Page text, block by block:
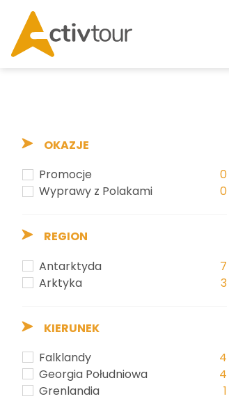
OKAZJE
Promocje
0
Wyprawy z Polakami
0
REGION
Antarktyda
7
Arktyka
3
KIERUNEK
Falklandy
4
Georgia Południowa
4
Grenlandia
1